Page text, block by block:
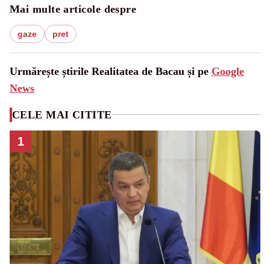
Mai multe articole despre
gaze pret
Urmărește știrile Realitatea de Bacau și pe Google
News
CELE MAI CITITE
1